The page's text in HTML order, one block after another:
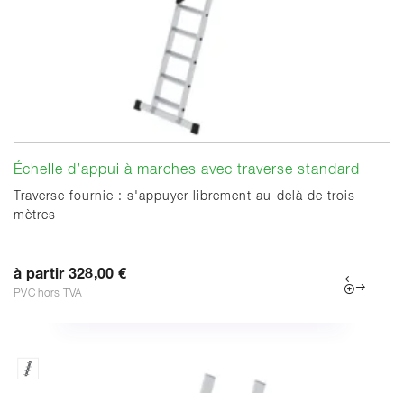
Échelle d’appui à marches avec traverse standard
Traverse fournie : s'appuyer librement au-delà de trois
mètres
à partir 328,00 €
PVC hors TVA